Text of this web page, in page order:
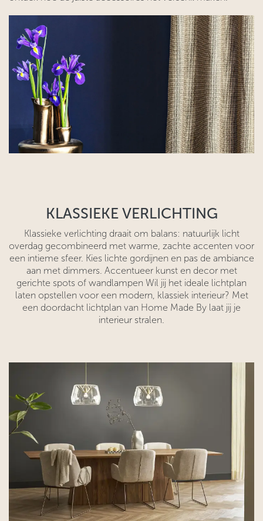
KLASSIEKE VERLICHTING
Klassieke verlichting draait om balans: natuurlijk licht
overdag gecombineerd met warme, zachte accenten voor
een intieme sfeer. Kies lichte gordijnen en pas de ambiance
aan met dimmers. Accentueer kunst en decor met
gerichte spots of wandlampen Wil jij het ideale lichtplan
laten opstellen voor een modern, klassiek interieur? Met
een doordacht lichtplan van Home Made By laat jij je
interieur stralen.